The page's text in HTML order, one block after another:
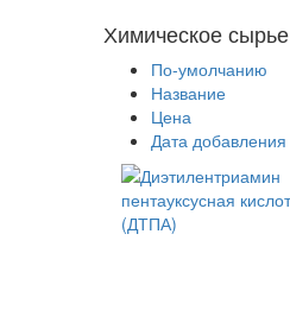
Химическое сырье
По-умолчанию
Название
Цена
Дата добавления